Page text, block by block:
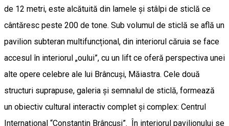
de 12 metri, este alcătuită din lamele și stâlpi de sticlă ce
cântăresc peste 200 de tone. Sub volumul de sticlă se află un
pavilion subteran multifuncțional, din interiorul căruia se face
accesul în interiorul „oului”, cu un lift ce oferă perspectiva unei
alte opere celebre ale lui Brâncuși, Măiastra. Cele două
structuri suprapuse, galeria și semnalul de sticlă, formează
un obiectiv cultural interactiv complet și complex: Centrul
Internațional “Constantin Brâncuși”. În interiorul pavilionului se